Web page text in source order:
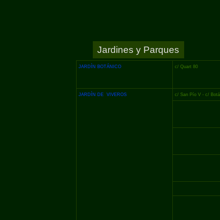
Jardines y Parques
JARDÍN BOTÁNICO c/ Quart 80
JARDÍN DE VIVEROS c/ San Pío V - c/